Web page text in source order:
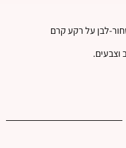
לבן על רקע קרם
וצבעים.